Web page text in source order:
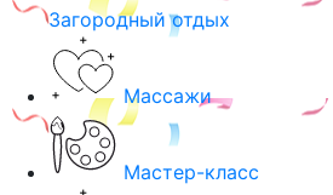
Загородный отдых
Массажи
Мастер-класс